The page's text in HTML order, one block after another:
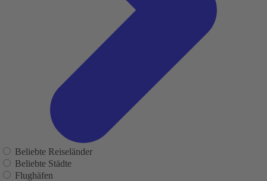
Beliebte Reiseländer
Beliebte Städte
Flughäfen